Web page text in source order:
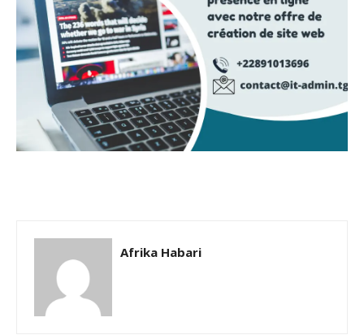
Afrika Habari